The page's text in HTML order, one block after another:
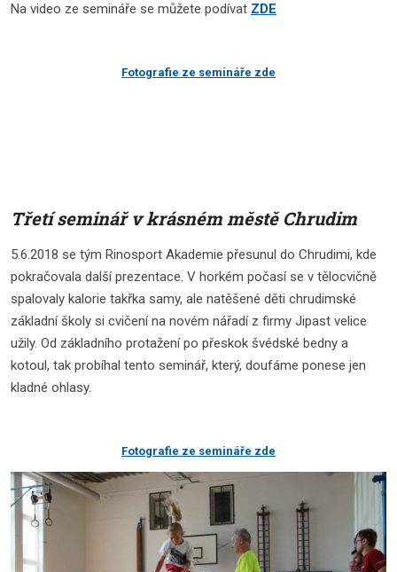
Na video ze semináře se můžete podívat ZDE
Fotografie ze semináře zde
Třetí seminář v krásném městě Chrudim
5.6.2018 se tým Rinosport Akademie přesunul do Chrudimi, kde
pokračovala další prezentace. V horkém počasí se v tělocvičně
spalovaly kalorie takřka samy, ale natěšené děti chrudimské
základní školy si cvičení na novém nářadí z firmy Jipast velice
užily. Od základního protažení po přeskok švédské bedny a
kotoul, tak probíhal tento seminář, který, doufáme ponese jen
kladné ohlasy.
Fotografie ze semináře zde